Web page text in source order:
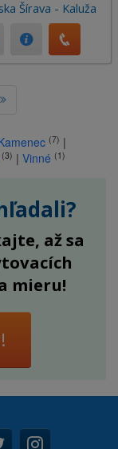
Šírava - Kaluža
(7) |
(3) | Vinné (1)
až sa
mieru!